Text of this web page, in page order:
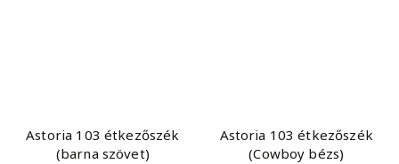
Astoria 103 étkezőszék
(barna szövet)
Astoria 103 étkezőszék
(Cowboy bézs)